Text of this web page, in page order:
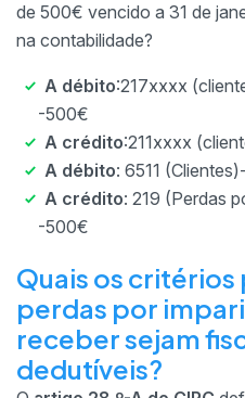
de 500€ vencido a 31 de
na contabilidade?
A débito:217xxxx
-500€
A crédito:211xxxx
A débito: 6511
A crédito: 219 (Perdas
-500€
Quais os critérios
perdas por
receber sejam
dedutíveis?